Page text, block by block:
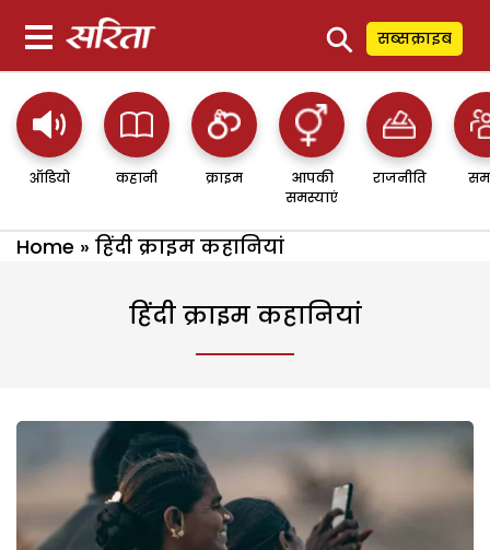
⚲ सब्सक्राइब
ऑडियो कहानी क्राइम
आपकी
समस्याएं
राजनीति
Home » हिंदी क्राइम कहानियां
हिंदी क्राइम कहानियां